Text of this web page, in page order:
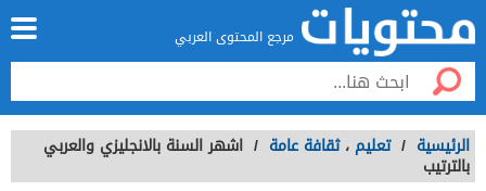
مرجع المحتوى العربي
الرئيسية / تعليم ، ثقافة عامة / اشهر السنة بالانجليزي والعربي
بالترتيب